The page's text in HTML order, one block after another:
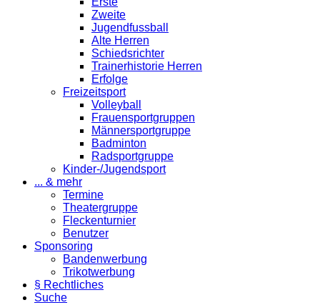
Zweite
Jugendfussball
Alte Herren
Schiedsrichter
Trainerhistorie Herren
Erfolge
Freizeitsport
Volleyball
Frauensportgruppen
Männersportgruppe
Badminton
Radsportgruppe
Kinder-/Jugendsport
... & mehr
Termine
Theatergruppe
Fleckenturnier
Benutzer
Sponsoring
Bandenwerbung
Trikotwerbung
§ Rechtliches
Suche